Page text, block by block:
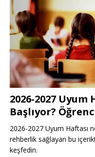
2026-2027 Uyum
Başlıyor?
2026-2027 Uyum Haftası
rehberlik sağlayan bu
keşfedin.